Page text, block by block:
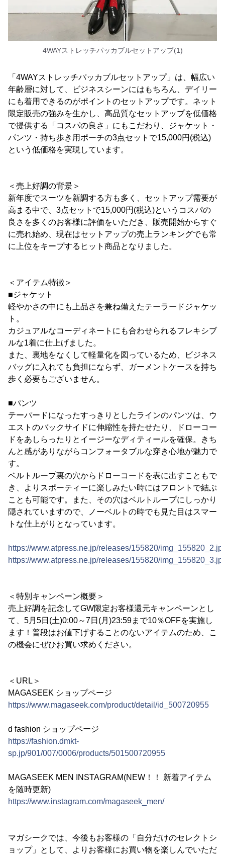
4WAYストレッチパッカブルセットアップ(1)
「4WAYストレッチパッカブルセットアップ」は、幅広い
年齢層に対して、ビジネスシーンにはもちろん、デイリー
にも着用できるのがポイントのセットアップです。ネット
限定販売の強みを生かし、高品質なセットアップを低価格
で提供する「コスパの良さ」にもこだわり、ジャケット・
パンツ・持ち歩き用ポーチの3点セットで15,000円(税込)
という低価格を実現しています。
＜売上好調の背景＞
新年度でスーツを新調する方も多く、セットアップ需要が
高まる中で、3点セットで15,000円(税込)というコスパの
良さを多くのお客様に評価をいただき、販売開始からすぐ
に売れ始め、現在はセットアップの売上ランキングでも常
に上位をキープするヒット商品となりました。
＜アイテム特徴＞
■ジャケット
軽やかさの中にも上品さを兼ね備えたテーラードジャケッ
ト。
カジュアルなコーディネートにも合わせられるフレキシブ
ルな1着に仕上げました。
また、裏地をなくして軽量化を図っているため、ビジネス
バッグに入れても負担にならず、ガーメントケースを持ち
歩く必要もございません。
■パンツ
テーパードになったすっきりとしたラインのパンツは、ウ
エストのバックサイドに伸縮性を持たせたり、ドローコー
ドをあしらったりとイージーなディティールを確保。きち
んと感がありながらコンフォータブルな穿き心地が魅力で
す。
ベルトループ裏の穴からドローコードを表に出すこともで
き、よりスポーティーに楽しみたい時にはフロントで結ぶ
ことも可能です。また、その穴はベルトループにしっかり
隠されていますので、ノーベルトの時でも見た目はスマー
トな仕上がりとなっています。
https://www.atpress.ne.jp/releases/155820/
https://www.atpress.ne.jp/releases/155820/
＜特別キャンペーン概要＞
売上好調を記念してGW限定お客様還元キャンペーンとし
て、5月5日(土)0:00～7日(月)23:59まで10％OFFを実施し
ます！普段はお値下げすることのないアイテムのため、こ
の機会にぜひお買い求めください。
＜URL＞
MAGASEEK ショップページ
https://www.magaseek.com/product/detail/id_500720955
d fashion ショップページ
https://fashion.dmkt-
sp.jp/901/007/0006/products/501500720955
MAGASEEK MEN INSTAGRAM(NEW！！ 新着アイテム
を随時更新)
https://www.instagram.com/magaseek_men/
マガシークでは、今後もお客様の「自分だけのセレクトシ
ョップ」として、よりお客様にお買い物を楽しんでいただ